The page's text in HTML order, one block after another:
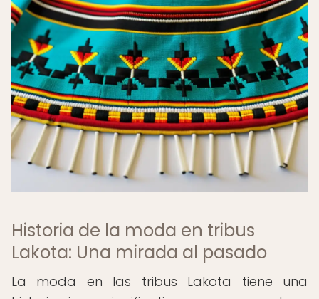
Historia de la moda en tribus
Lakota: Una mirada al pasado
La moda en las tribus Lakota tiene una